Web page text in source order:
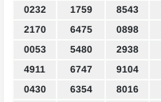
0232
1759 8543
2170
6475 0898
0053
5480 2938
4911
6747 9104
0430
6354 8016